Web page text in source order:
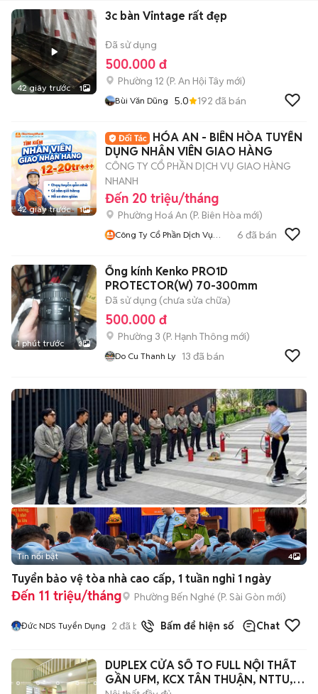
42 giây trước 1
3c bàn Vintage rất đẹp
Đã sử dụng
500.000 đ
Phường 12 (P. An Hội Tây mới)
Bùi Văn Dũng 5.0 192 đã bán
42 giây trước 1
HÓA AN - BIÊN HÒA TUYỂN
DỤNG NHÂN VIÊN GIAO HÀNG
CÔNG TY CỔ PHẦN DỊCH VỤ GIAO HÀNG
NHANH
Đến 20 triệu/tháng
Phường Hoá An (P. Biên Hòa mới)
Công Ty Cổ Phần Dịch Vụ
6 đã bán
1 phút trước 3
Ống kính Kenko PRO1D
PROTECTOR(W) 70-300mm
Đã sử dụng (chưa sửa chữa)
500.000 đ
Phường 3 (P. Hạnh Thông mới)
Do Cu Thanh Ly 13 đã bán
Tin nổi bật 4
Tuyển bảo vệ tòa nhà cao cấp, 1 tuần nghỉ 1 ngày
Đến 11 triệu/tháng Phường Bến Nghé (P. Sài Gòn mới)
Đức NDS Tuyển Dụng 2 đã bán Bấm để hiện số Chat
DUPLEX CỬA SỔ TO FULL NỘI THẤT
GẦN UFM, KCX TÂN THUẬN, NTTU,